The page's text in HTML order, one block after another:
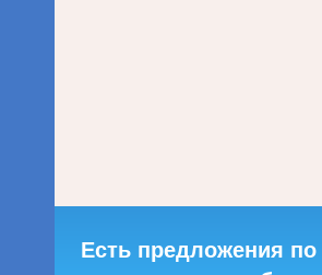
Есть предложения по